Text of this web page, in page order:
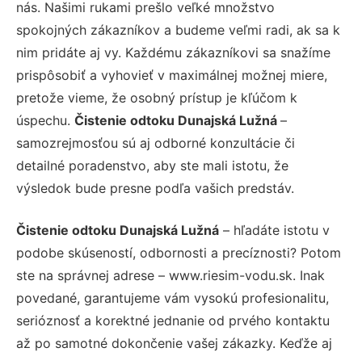
nás. Našimi rukami prešlo veľké množstvo
spokojných zákazníkov a budeme veľmi radi, ak sa k
nim pridáte aj vy. Každému zákazníkovi sa snažíme
prispôsobiť a vyhovieť v maximálnej možnej miere,
pretože vieme, že osobný prístup je kľúčom k
úspechu. Čistenie odtoku Dunajská Lužná –
samozrejmosťou sú aj odborné konzultácie či
detailné poradenstvo, aby ste mali istotu, že
výsledok bude presne podľa vašich predstáv.
Čistenie odtoku Dunajská Lužná – hľadáte istotu v
podobe skúseností, odbornosti a precíznosti? Potom
ste na správnej adrese – www.riesim-vodu.sk. Inak
povedané, garantujeme vám vysokú profesionalitu,
serióznosť a korektné jednanie od prvého kontaktu
až po samotné dokončenie vašej zákazky. Keďže aj